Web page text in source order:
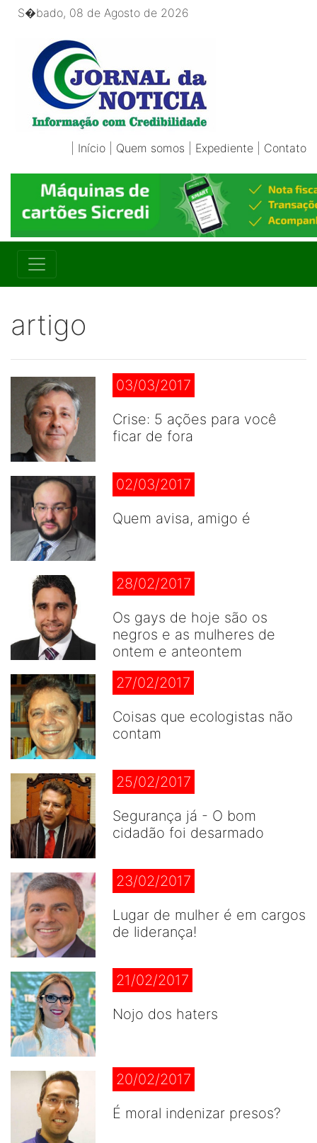
S�bado, 08 de Agosto de 2026
Início Quem somos Expediente Contato
artigo
03/03/2017
Crise: 5 ações para você
ficar de fora
02/03/2017
Quem avisa, amigo é
28/02/2017
Os gays de hoje são os
negros e as mulheres de
ontem e anteontem
27/02/2017
Coisas que ecologistas não
contam
25/02/2017
Segurança já - O bom
cidadão foi desarmado
23/02/2017
Lugar de mulher é em cargos
de liderança!
21/02/2017
Nojo dos haters
20/02/2017
É moral indenizar presos?